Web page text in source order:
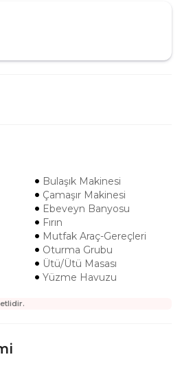
Bulaşık Makinesi
Çamaşır Makinesi
Ebeveyn Banyosu
Fırın
Mutfak Araç-Gereçleri
Oturma Grubu
Ütü/Ütü Masası
Yüzme Havuzu